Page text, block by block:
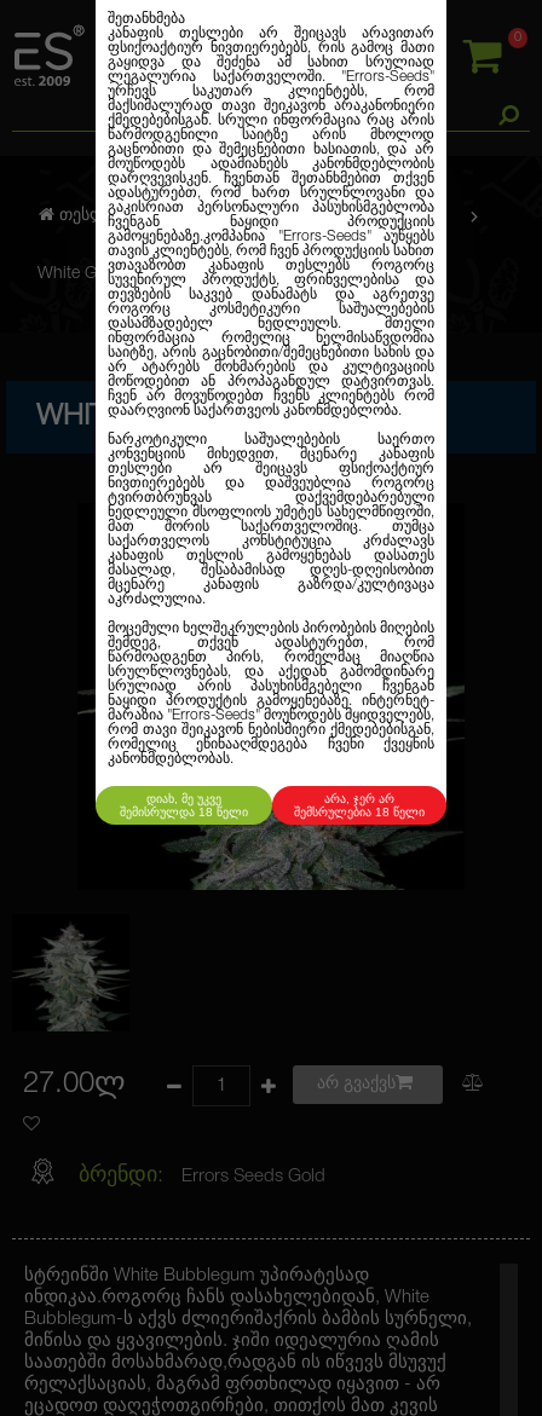
0
შეთანხმება
კანაფის თესლები არ შეიცავს არავითარ
ფსიქოაქტიურ ნივთიერებებს, რის გამოც მათი
გაყიდვა და შეძენა ამ სახით სრულიად
ლეგალურია საქართველოში. "Errors-Seeds"
ურჩევს საკუთარ კლიენტებს, რომ
მაქსიმალურად თავი შეიკავონ არაკანონიერი
ქმედებებისგან. სრული ინფორმაცია რაც არის
წარმოდგენილი საიტზე არის მხოლოდ
გაცნობითი და შემეცნებითი ხასიათის, და არ
მოუწოდებს ადამიანებს კანონმდებლობის
დარღვევისკენ. ჩვენთან შეთანხმებით თქვენ
ადასტურებთ, რომ ხართ სრულწლოვანი და
გაკისრიათ პერსონალური პასუხისმგებლობა
ჩვენგან ნაყიდი პროდუქციის
გამოყენებაზე.კომპანია
"Errors-Seeds" აუწყებს
თავის კლიენტებს, რომ ჩვენ პროდუქციის სახით
ვთავაზობთ კანაფის თესლებს როგორც
სუვენირულ პროდუქტს, ფრინველებისა და
თევზების საკვებ დანამატს და აგრეთვე
როგორც კოსმეტიკური საშუალებების
დასამზადებელ ნედლეულს. მთელი
ინფორმაცია რომელიც ხელმისაწვდომია
საიტზე, არის გაცნობითი/შემეცნებითი სახის და
არ ატარებს მოხმარების და კულტივაციის
მოწოდებით ან პროპაგანდულ დატვირთვას.
ჩვენ არ მოვუწოდებთ ჩვენს კლიენტებს რომ
დაარღვიონ საქართვეოს კანონმდებლობა.
ნარკოტიკული საშუალებების საერთო
კონვენციის მიხედვით, მცენარე კანაფის
თესლები არ შეიცავს ფსიქოაქტიურ
ნივთიერებებს და დაშვეუბლია როგორც
ტვირთბრუნვას დაქვემდებარებული
ნედლეული მსოფლიოს უმეტეს სახელმწიფოში,
მათ შორის საქართველოშიც. თუმცა
საქართველოს კონსტიტუცია კრძალავს
კანაფის თესლის გამოყენებას დასათეს
მასალად, შესაბამისად დღეს-დღეისობით
მცენარე კანაფის გაზრდა/კულტივაცა
აკრძალულია.
მოცემული ხელშეკრულების პირობების მიღების
შემდეგ, თქვენ ადასტურებთ, რომ
წარმოადგენთ პირს, რომელმაც მიაღწია
სრულწლოვნებას, და აქედან გამომდინარე
სრულიად არის პასუხისმგებელი ჩვენგან
ნაყიდი პროდუქტის გამოყენებაზე. ინტერნეტ-
მარაზია "Errors-Seeds" მოუწოდებს მყიდველებს,
რომ თავი შეიკავონ ნებისმიერი ქმედებებისგან,
რომელიც ეწინააღმდეგება ჩვენი ქვეყნის
კანონმდებლობას.
დიახ, მე უკვე
შემისრულდა 18 წელი
არა, ჯერ არ
შემსრულებია 18 წელი
თესლების კანაფი ფემინიზირებული
White Gum Feminised Gold
WHITE GUM FEMINISED GOLD
27.00ლ არ გვაქვს
ბრენდი: Errors Seeds Gold
სტრეინში White Bubblegum უპირატესად
ინდიკაა.როგორც ჩანს დასახელებიდან, White
Bubblegum-ს აქვს ძლიერიშაქრის ბამბის სურნელი,
მიწისა და ყვავილების. ჯიში იდეალურია ღამის
საათებში მოსახმარად,რადგან ის იწვევს მსუვუქ
რელაქსაციას, მაგრამ ფრთხილად იყავით - არ
ეცადოთ დაღეჭოთგირჩები, თითქოს მათ კევის